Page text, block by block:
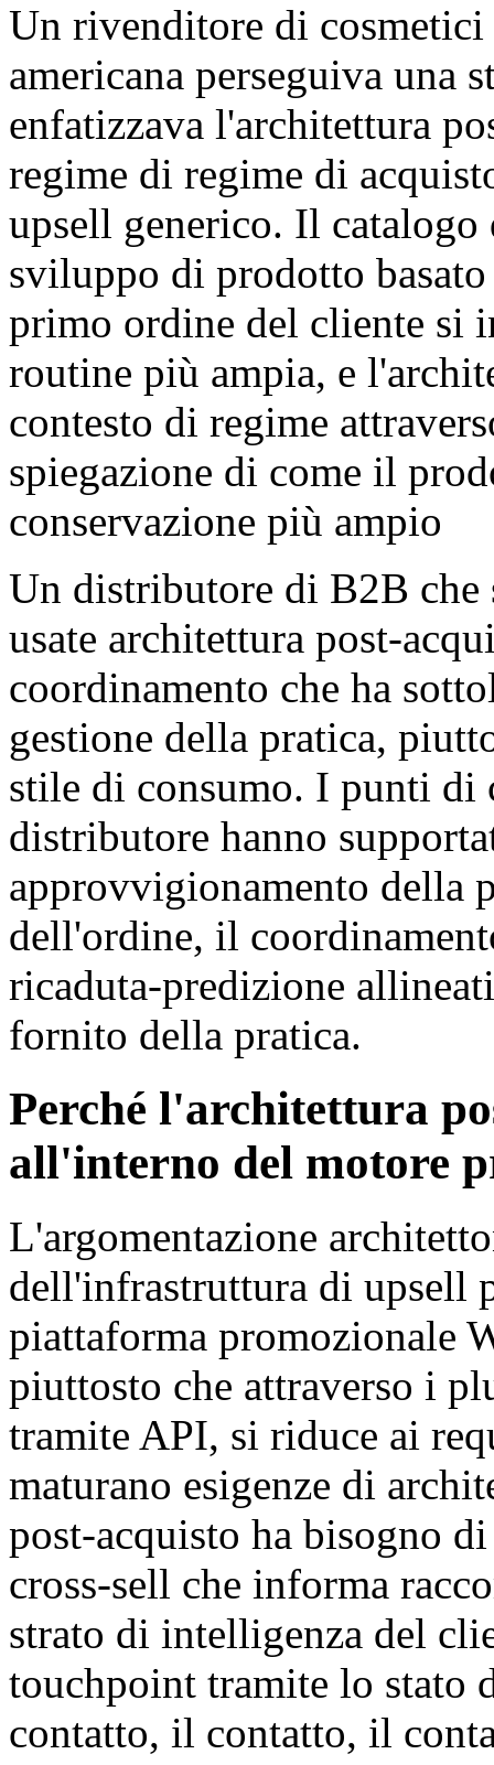
Un rivenditore di cosmetici
americana perseguiva una
enfatizzava l'architettura
regime di regime di
upsell generico. Il
sviluppo di prodotto
primo ordine del cliente si
routine più ampia, e
contesto di regime
spiegazione di come il
conservazione più ampio
Un distributore di B2B che
usate architettura post-
coordinamento che ha
gestione della pratica,
stile di consumo. I punti di
distributore hanno
approvvigionamento della
dell'ordine, il
ricaduta-predizione
fornito della pratica.
Perché l'architettura
all'interno del motore
L'argomentazione
dell'infrastruttura di upsell
piattaforma promozionale
piuttosto che attraverso i
tramite API, si riduce ai
maturano esigenze di
post-acquisto ha bisogno
cross-sell che informa
strato di intelligenza del
touchpoint tramite lo stato
contatto, il contatto, il